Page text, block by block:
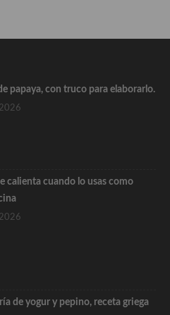
papaya, con truco para elaborarlo.
calienta cuando lo usas como
de yogur y pepino, receta griega